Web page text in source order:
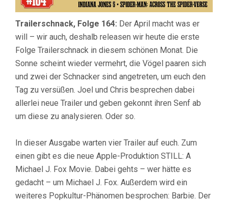
VERSE!
Trailerschnack, Folge 164: Der April macht was er
will – wir auch, deshalb releasen wir heute die erste
Folge Trailerschnack in diesem schönen Monat. Die
Sonne scheint wieder vermehrt, die Vögel paaren sich
und zwei der Schnacker sind angetreten, um euch den
Tag zu versüßen. Joel und Chris besprechen dabei
allerlei neue Trailer und geben gekonnt ihren Senf ab
um diese zu analysieren. Oder so.
In dieser Ausgabe warten vier Trailer auf euch. Zum
einen gibt es die neue Apple-Produktion STILL: A
Michael J. Fox Movie. Dabei gehts – wer hätte es
gedacht – um Michael J. Fox. Außerdem wird ein
weiteres Popkultur-Phänomen besprochen: Barbie. Der